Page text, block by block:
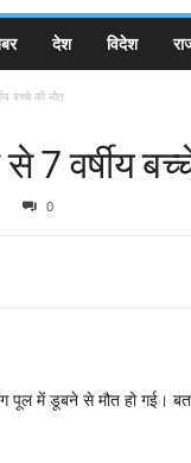
देश विदेश
बच्चे की मौत
7 वर्षीय
0
पूल में डूबने से मौत हो गई।